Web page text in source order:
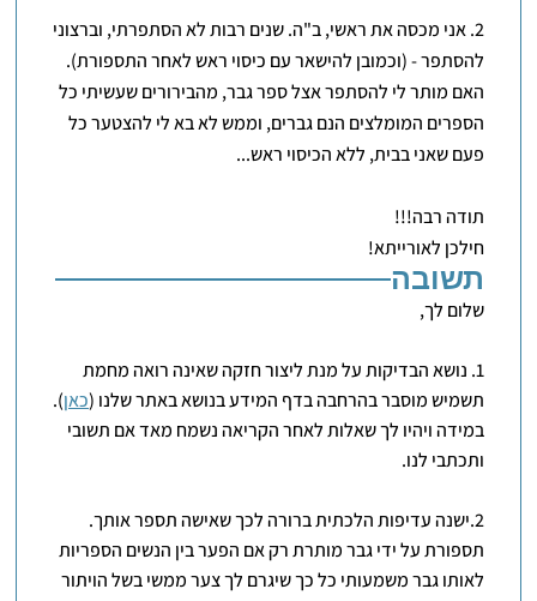
2. אני מכסה את ראשי, ב"ה. שנים רבות לא הסתפרתי, וברצוני
להסתפר - (וכמובן להישאר עם כיסוי ראש לאחר התספורת).
האם מותר לי להסתפר אצל ספר גבר, מהבירורים שעשיתי כל
הספרים המומלצים הנם גברים, וממש לא בא לי להצטער כל
פעם שאני בבית, ללא הכיסוי ראש...
תודה רבה!!!
חילכן לאורייתא!
תשובה
שלום לך,
1. נושא הבדיקות על מנת ליצור חזקה שאינה רואה מחמת
תשמיש מוסבר בהרחבה בדף המידע בנושא באתר שלנו (כאן).
במידה ויהיו לך שאלות לאחר הקריאה נשמח מאד אם תשובי
ותכתבי לנו.
2.ישנה עדיפות הלכתית ברורה לכך שאישה תספר אותך.
תספורת על ידי גבר מותרת רק אם הפער בין הנשים הספריות
לאותו גבר משמעותי כל כך שיגרם לך צער ממשי בשל הויתור